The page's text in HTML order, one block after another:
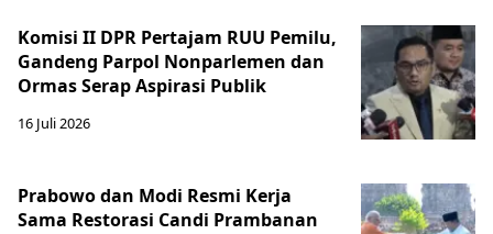
Komisi II DPR Pertajam RUU Pemilu,
Gandeng Parpol Nonparlemen dan
Ormas Serap Aspirasi Publik
16 Juli 2026
Prabowo dan Modi Resmi Kerja
Sama Restorasi Candi Prambanan